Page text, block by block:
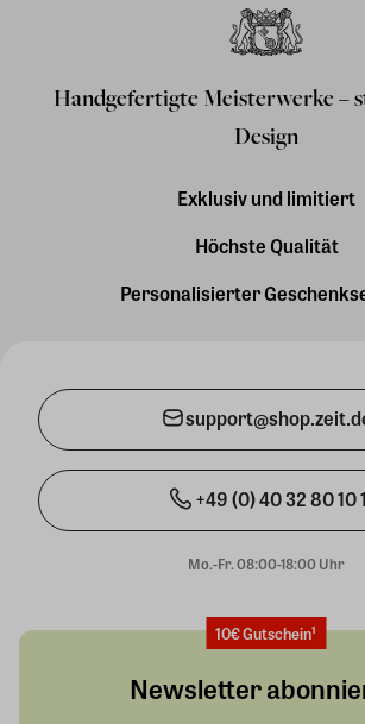
Handgefertigte Meisterwerke –
Design
Exklusiv und limitiert
Höchste Qualität
Personalisierter
+49 (0) 40 32 80 10 1
Mo.-Fr. 08:00-18:00 Uhr
10€ Gutschein¹
Newsletter